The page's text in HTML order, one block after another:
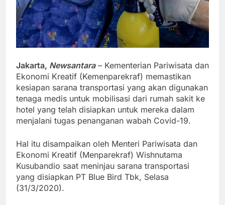
Jakarta, Newsantara– Kementerian Pariwisata dan
Ekonomi Kreatif (Kemenparekraf) memastikan
kesiapan sarana transportasi yang akan digunakan
tenaga medis untuk mobilisasi dari rumah sakit ke
hotel yang telah disiapkan untuk mereka dalam
menjalani tugas penanganan wabah Covid-19.
Hal itu disampaikan oleh Menteri Pariwisata dan
Ekonomi Kreatif (Menparekraf) Wishnutama
Kusubandio saat meninjau sarana transportasi
yang disiapkan PT Blue Bird Tbk, Selasa
(31/3/2020).